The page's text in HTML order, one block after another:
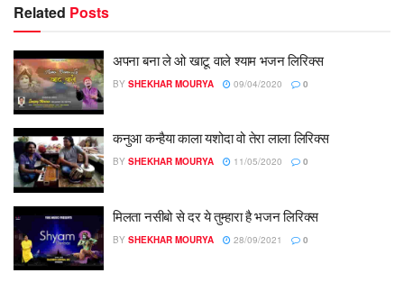
Related Posts
अपना बना ले ओ खाटू वाले श्याम भजन लिरिक्स
BY SHEKHAR MOURYA 09/04/2020 0
कनुआ कन्हैया काला यशोदा वो तेरा लाला लिरिक्स
BY SHEKHAR MOURYA 11/05/2020 0
मिलता नसीबो से दर ये तुम्हारा है भजन लिरिक्स
BY SHEKHAR MOURYA 28/09/2021 0